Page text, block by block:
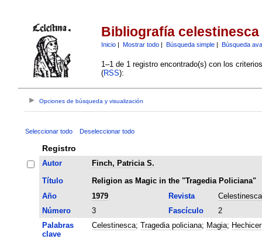
Bibliografía celestinesca
Inicio| Mostrar todo| Búsqueda simple| Búsqueda
1–1 de 1 registro encontrado(s) con los
(RSS):
Opciones de búsqueda y visualización
Seleccionar todo Deseleccionar todo
Registro
Autor
Finch, Patricia S.
Título
Religion as Magic in the "Tragedia Policiana"
Año
1979 Revista
Celestinesca
Número
3 Fascículo
2
Palabras
clave
Celestinesca; Tragedia policiana; Magia;